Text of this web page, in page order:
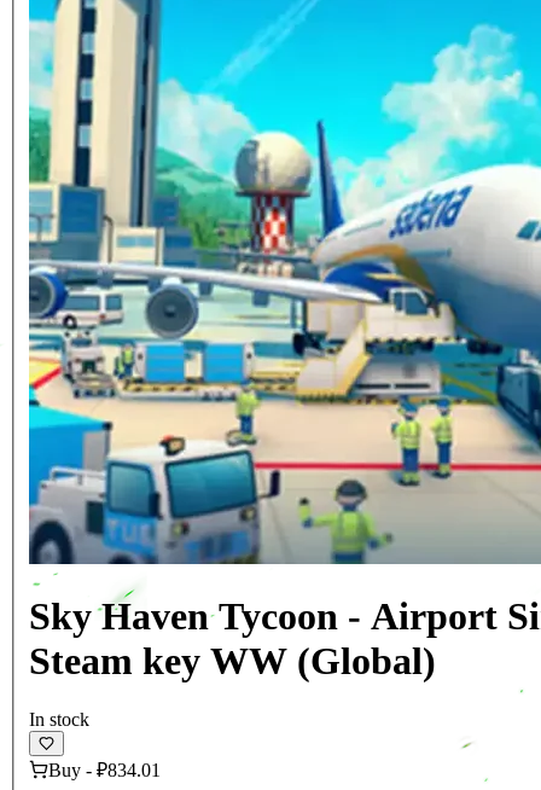
Sky Haven Tycoon - Airport
Steam key WW (Global)
In stock
Buy - ₽834.01